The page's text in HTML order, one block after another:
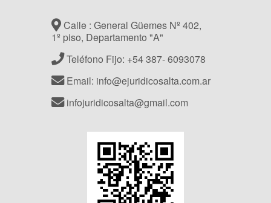
Calle : General Güemes Nº 402,
1º piso, Departamento "A"
Teléfono Fijo: +54 387- 6093078
Email: info@ejuridicosalta.com.ar
infojuridicosalta@gmail.com